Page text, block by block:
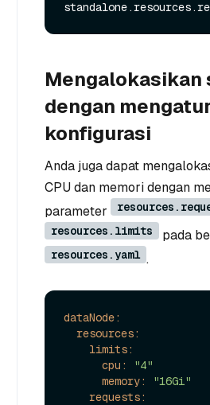
Mengalokasikan
dengan
konfigurasi
Anda juga dapat
CPU dan memori dengan
parameter
resources.limits pada
resources.yaml .
dataNode:
resources:
limits:
cpu:
"4"
memory:
"16Gi"
requests: